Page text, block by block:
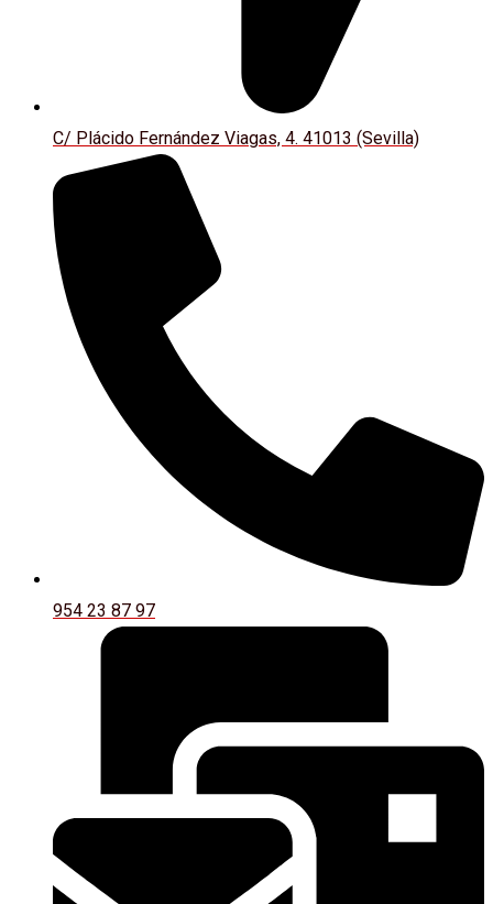
C/ Plácido Fernández Viagas, 4. 41013 (Sevilla)
954 23 87 97